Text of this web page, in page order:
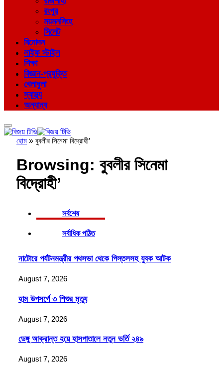
রংপুর
ময়মনসিংহ
সিলেট
বিনোদন
লাইফ স্টাইল
শিক্ষা
বিজ্ঞান-প্রযুক্তি
খেলাধুলা
স্বাস্থ্য
অন্যান্য
হোম » বুবলীর সিনেমা বিদ্রোহী’
Browsing: বুবলীর সিনেমা
বিদ্রোহী’
সর্বশেষ
সর্বাধিক পঠিত
নাটোরে পর্যটনমন্ত্রীর পথসভা থেকে পিস্তলসহ যুবক আটক
August 7, 2026
হাম উপসর্গে ৩ শিশুর মৃত্যু
August 7, 2026
ডেঙ্গু আক্রান্ত হয়ে হাসপাতালে নতুন ভর্তি ২৪৯
August 7, 2026